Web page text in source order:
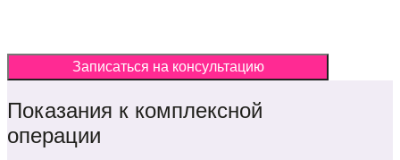
Записаться на консультацию
Показания к комплексной
операции